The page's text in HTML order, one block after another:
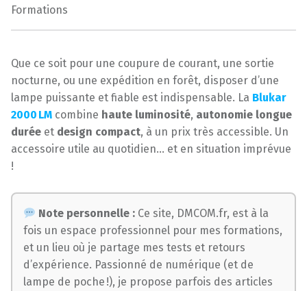
Formations
Que ce soit pour une coupure de courant, une sortie
nocturne, ou une expédition en forêt, disposer d’une
lampe puissante et fiable est indispensable. La Blukar
2000 LM combine haute luminosité, autonomie longue
durée et design compact, à un prix très accessible. Un
accessoire utile au quotidien… et en situation imprévue
!
Note personnelle : Ce site, DMCOM.fr, est à la
fois un espace professionnel pour mes formations,
et un lieu où je partage mes tests et retours
d’expérience. Passionné de numérique (et de
lampe de poche !), je propose parfois des articles